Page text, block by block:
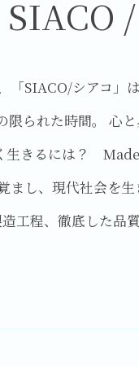
SIACO
「SIACO/シアコ」
限られた時間。 心
生きるには？
まし、現代社会を
工程、徹底した品